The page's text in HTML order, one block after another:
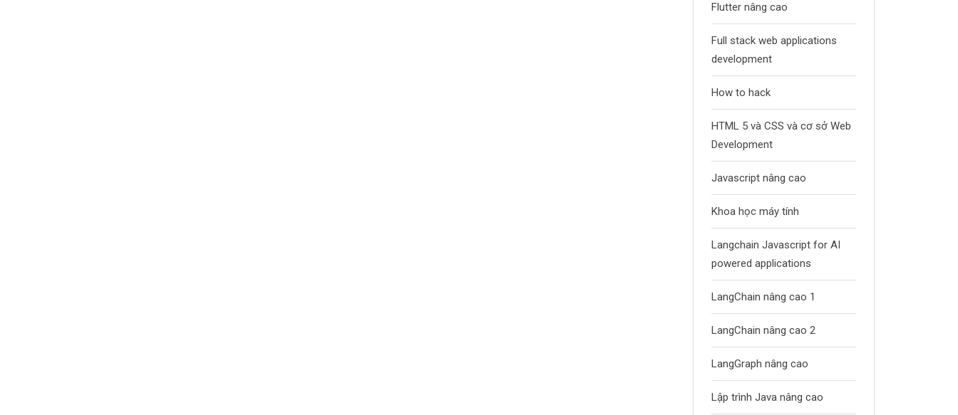
Flutter nâng cao
Full stack web applications
development
How to hack
HTML 5 và CSS và cơ sở Web
Development
Javascript nâng cao
Khoa học máy tính
Langchain Javascript for AI
powered applications
LangChain nâng cao 1
LangChain nâng cao 2
LangGraph nâng cao
Lập trình Java nâng cao